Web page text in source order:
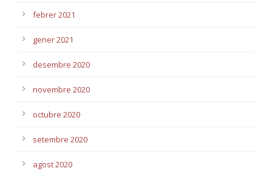
febrer 2021
gener 2021
desembre 2020
novembre 2020
octubre 2020
setembre 2020
agost 2020